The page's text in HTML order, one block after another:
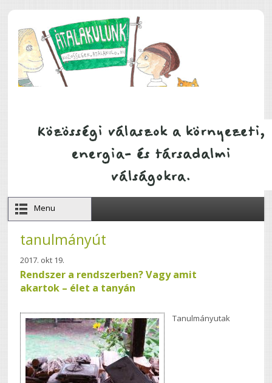
Menu
tanulmányút
2017. okt 19.
Rendszer a rendszerben? Vagy amit
akartok – élet a tanyán
Tanulmányutak